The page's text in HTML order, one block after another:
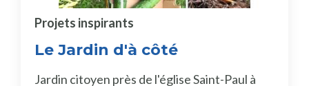
Le Jardin d'à côté
Projets inspirants
Jardin citoyen près de l'église Saint-Paul à